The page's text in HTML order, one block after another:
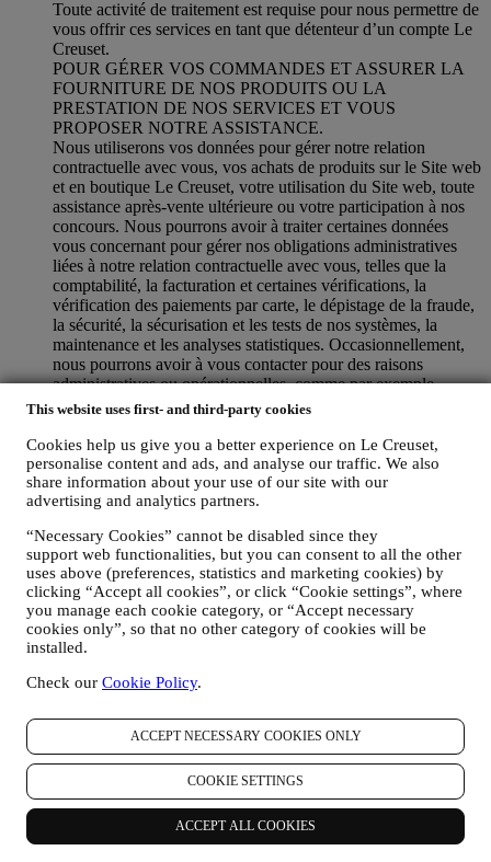
This website uses first- and third-party cookies
Cookies help us give you a better experience on Le Creuset,
personalise content and ads, and analyse our traffic. We also
share information about your use of our site with our
advertising and analytics partners.
“Necessary Cookies” cannot be disabled since they
support web functionalities, but you can consent to all the other
uses above (preferences, statistics and marketing cookies) by
clicking “Accept all cookies”, or click “Cookie settings”, where
you manage each cookie category, or “Accept necessary
cookies only”, so that no other category of cookies will be
installed.
Check our Cookie Policy.
ACCEPT NECESSARY COOKIES ONLY
COOKIE SETTINGS
ACCEPT ALL COOKIES
Toute activité de traitement est requise pour nous permettre de
vous offrir ces services en tant que détenteur d’un compte Le
Creuset.
POUR GÉRER VOS COMMANDES ET ASSURER LA
FOURNITURE DE NOS PRODUITS OU LA
PRESTATION DE NOS SERVICES ET VOUS
PROPOSER NOTRE ASSISTANCE.
Nous utiliserons vos données pour gérer notre relation
contractuelle avec vous, vos achats de produits sur le Site web
et en boutique Le Creuset, votre utilisation du Site web, toute
assistance après-vente ultérieure ou votre participation à nos
concours. Nous pourrons avoir à traiter certaines données
vous concernant pour gérer nos obligations administratives
liées à notre relation contractuelle avec vous, telles que la
comptabilité, la facturation et certaines vérifications, la
vérification des paiements par carte, le dépistage de la fraude,
la sécurité, la sécurisation et les tests de nos systèmes, la
maintenance et les analyses statistiques. Occasionnellement,
nous pourrons avoir à vous contacter pour des raisons
administratives ou opérationnelles, comme par exemple
l’envoi d’une confirmation de commande. Nous utiliserons
aussi vos données personnelles pour répondre à vos demandes
transmises par notre Site web ou par d’autres canaux. Cette
activité de traitement est requise pour nous permettre de
prester nos services à votre intention. Nous pouvons traiter
vos données en fonction de notre intérêt légitime (dûment
mails de suivi dans le cas où vous auriez ajouté des articles
dans votre panier sans finaliser votre achat en ligne. Si vous
ne finalisez pas l'achat dans un certain délai, aucune autre
communication de suivi ne sera envoyée.
POUR VOUS INFORMER À PROPOS DES
NOUVELLES ET OFFRES CONCERNANT LES
Si vous nous avez donné votre autorisation dans ce sens (par
moment de créer un compte sur le Site web), nous vous ferons
parvenir des communications de marketing personnalisées et
des nouvelles concernant les initiatives lancées par Le Creuset
et promues par les filiales de son groupe, ou par ses affiliés et
partenaires locaux, ceci en fonction de vos préférences. Nous
vous contacterons par e-mail, par SMS ou par les réseaux
sociaux, mais aussi en utilisant des moyens automatisés. De